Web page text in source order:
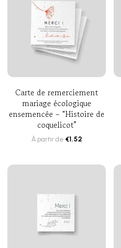
Carte de remerciement
mariage écologique
ensemencée – “Histoire de
coquelicot”
À partir de €1.52